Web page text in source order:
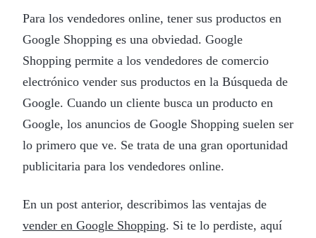
Para los vendedores online, tener sus productos en
Google Shopping es una obviedad. Google
Shopping permite a los vendedores de comercio
electrónico vender sus productos en la Búsqueda de
Google. Cuando un cliente busca un producto en
Google, los anuncios de Google Shopping suelen ser
lo primero que ve. Se trata de una gran oportunidad
publicitaria para los vendedores online.
En un post anterior, describimos las ventajas de
vender en Google Shopping. Si te lo perdiste, aquí